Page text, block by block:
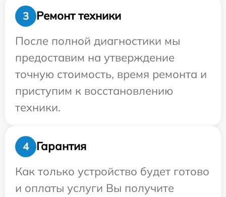
3
Ремонт техники
После полной диагностики мы
предоставим на утверждение
точную стоимость, время ремонта и
приступим к восстановлению
техники.
4
Гарантия
Как только устройство будет готово
и оплаты услуги Вы получите